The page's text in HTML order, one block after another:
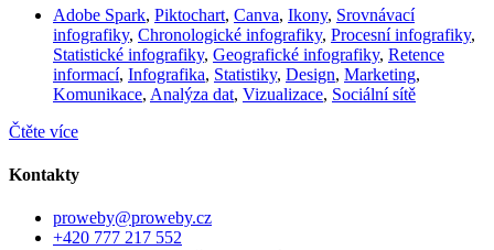
Adobe Spark, Piktochart, Canva, Ikony, Srovnávací
infografiky, Chronologické infografiky, Procesní infografiky,
Statistické infografiky, Geografické infografiky, Retence
informací, Infografika, Statistiky, Design, Marketing,
Komunikace, Analýza dat, Vizualizace, Sociální sítě
Čtěte více
Kontakty
proweby@proweby.cz
+420 777 217 552